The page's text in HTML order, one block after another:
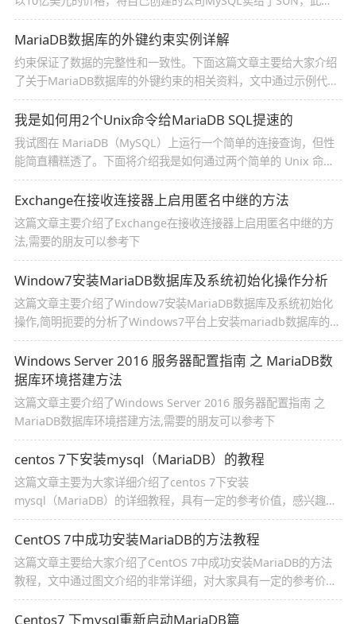
后，随着SUN被甲骨文收购，MySQL的所有权也落入Oracle的手
中。这篇文章给大家介绍Windows10系统下安装MariaDB 的教程
图解，感兴趣的朋友一起看看吧
MariaDB数据库的外键约束实例详解
约束保证了数据的完整性和一致性。下面这篇文章主要给大家介绍
了关于MariaDB数据库的外键约束的相关资料，文中通过示例代码
介绍的非常详细，需要的朋友可以参考借鉴，下面随着小编来一起
学习学习吧
我是如何用2个Unix命令给MariaDB SQL提速的
我试图在 MariaDB（MySQL）上运行一个简单的连接查询，但性
能简直糟糕透了。下面将介绍我是如何通过两个简单的 Unix 命
令，将查询时间从 380 小时降到 12 小时以下的,需要的朋友可以参
考下
Exchange在接收连接器上启用匿名中继的方法
这篇文章主要介绍了Exchange在接收连接器上启用匿名中继的方
法,需要的朋友可以参考下
Window7安装MariaDB数据库及系统初始化操作分析
这篇文章主要介绍了Window7安装MariaDB数据库及系统初始化
操作,简明扼要的分析了Windows7平台上安装mariadb数据库的步
骤、配置方法及相关注意事项,需要的朋友可以参考下
Windows Server 2016 服务器配置指南 之 MariaDB数
据库环境搭建方法
这篇文章主要介绍了Windows Server 2016 服务器配置指南 之
MariaDB数据库环境搭建方法,需要的朋友可以参考下
centos 7下安装mysql（MariaDB）的教程
这篇文章主要为大家详细介绍了centos 7下安装
mysql（MariaDB）的详细教程，具有一定的参考价值，感兴趣的
小伙伴们可以参考一下
CentOS 7中成功安装MariaDB的方法教程
这篇文章主要给大家介绍了CentOS 7中成功安装MariaDB的方法
教程，文中通过图文介绍的非常详细，对大家具有一定的参考价
值，需要的朋友们可以参考学习，下面来一起学习学习吧。
Centos7 下mysql重新启动MariaDB篇